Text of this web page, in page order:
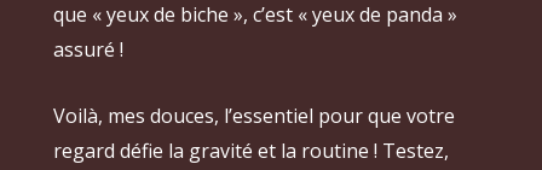
que « yeux de biche », c’est « yeux de panda »
assuré !
Voilà, mes douces, l’essentiel pour que votre
regard défie la gravité et la routine ! Testez,